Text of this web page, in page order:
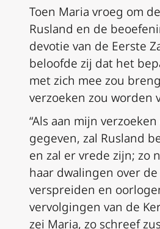
Toen Maria vroeg om
Rusland en de
devotie van de Eerste
beloofde zij dat het
met zich mee zou
verzoeken zou worden
“Als aan mijn
gegeven, zal Rusland
en zal er vrede zijn; zo
haar dwalingen over
verspreiden en
vervolgingen van de
zei Maria, zo schreef